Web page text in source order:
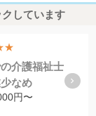
しています
介護福祉士
なめ
円〜